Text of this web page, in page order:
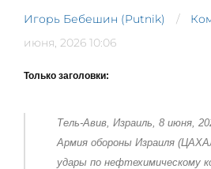
Игорь Бебешин (Putnik)
июня, 2026 10:06
Только заголовки:
Тель-Авив, Израиль, 8 июня,
Армия обороны Израиля
удары по нефтехимическому